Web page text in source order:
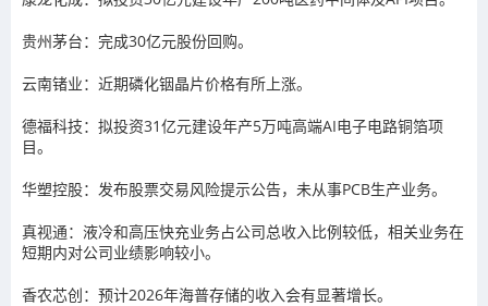
贵州茅台：完成30亿元股份回购。
云南锗业：近期磷化铟晶片价格有所上涨。
德福科技：拟投资31亿元建设年产5万吨高端AI电子电路铜箔项
目。
华塑控股：发布股票交易风险提示公告，未从事PCB生产业务。
真视通：液冷和高压快充业务占公司总收入比例较低，相关业务在
短期内对公司业绩影响较小。
香农芯创：预计2026年海普存储的收入会有显著增长。